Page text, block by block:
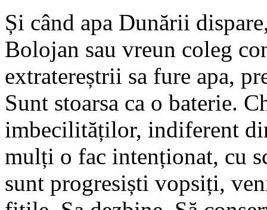
Și când apa Dunării
Bolojan sau vreun coleg
extratereștrii sa fure apa,
Sunt stoarsa ca o baterie.
imbecilităților, indiferent
mulți o fac intenționat, cu
sunt progresiști vopsiți,